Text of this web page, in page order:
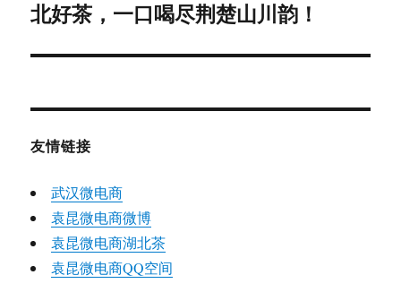
篇
章：
北好茶，一口喝尽荆楚山川韵！
友情链接
武汉微电商
袁昆微电商微博
袁昆微电商湖北茶
袁昆微电商QQ空间